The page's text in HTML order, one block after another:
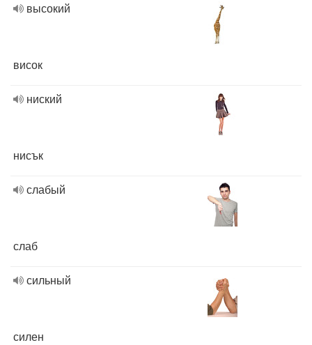
высокий
висок
ниский
нисък
слабый
слаб
сильный
силен